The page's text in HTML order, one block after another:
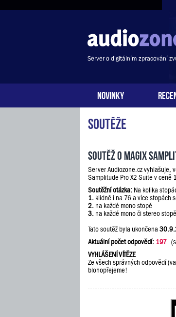
Server o digitálním zpracování
NOVINKY
Soutěže
Soutěž o Magix
Server Audiozone.cz vyhlašuje,
Samplitude Pro X2 Suite v ceně
Soutěžní otázka: Na kolika
1. klidně i na 76 a více stopách
2. na každé mono stopě
3. na každé mono či stereo stopě
Tato soutěž byla ukončena
Aktuální počet odpovědí: 197
VYHLÁŠENÍ VÍTĚZE
Ze všech správných odpovědí
blohopřejeme!